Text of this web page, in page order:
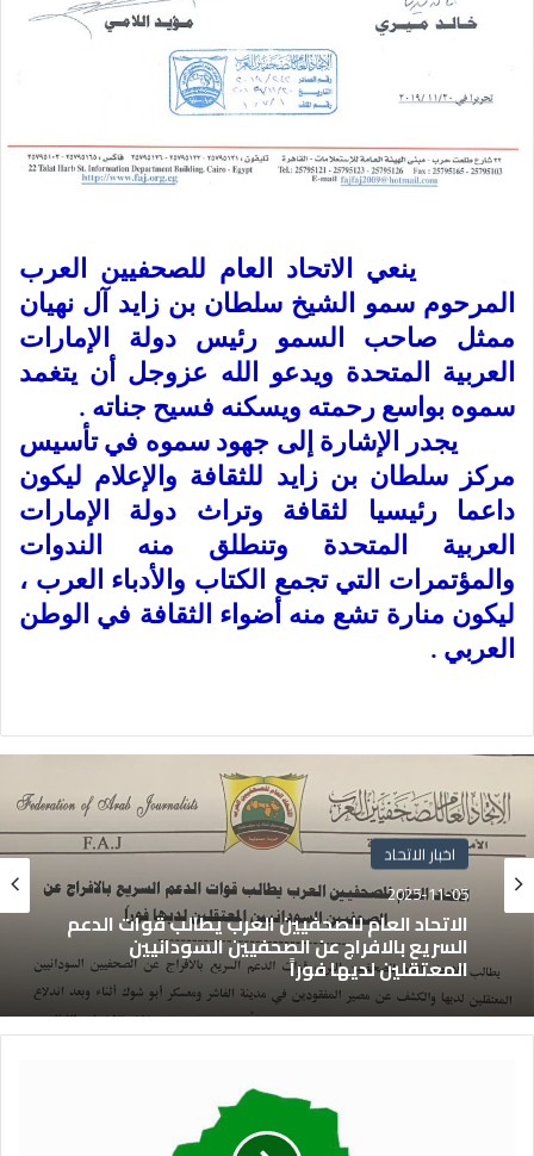
ينعي الاتحاد العام للصحفيين العرب
المرحوم سمو الشيخ سلطان بن زايد آل نهيان
ممثل صاحب السمو رئيس دولة الإمارات
العربية المتحدة ويدعو الله عزوجل أن يتغمد
سموه بواسع رحمته ويسكنه فسيح جناته .
يجدر الإشارة إلى جهود سموه في تأسيس
مركز سلطان بن زايد للثقافة والإعلام ليكون
داعما رئيسيا لثقافة وتراث دولة الإمارات
العربية المتحدة وتنطلق منه الندوات
والمؤتمرات التي تجمع الكتاب والأدباء العرب ،
ليكون منارة تشع منه أضواء الثقافة في الوطن
العربي .
اخبار الاتحاد
2025-11-05
الاتحاد العام للصحفيين العرب يطالب قوات الدعم
السريع بالافراج عن الصحفيين السودانيين
المعتقلين لديها فوراً